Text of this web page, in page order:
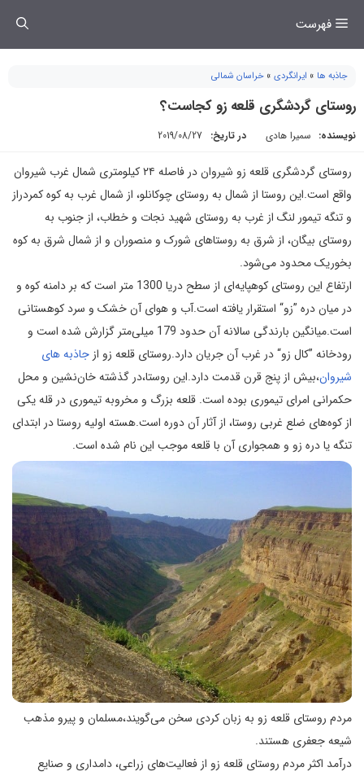
فهرست
جاذبه ها » ایرانگردی » خراسان شمالی
روستای گردشگری قلعه زو کجاست؟
نویسنده: سمیرا هادی در تاریخ: 2019/08/27
روستای گردشگری قلعه زو شیروان در فاصله ۲۴ کیلومتری شمال غرب شیروان
واقع است.این روستا از شمال به روستای چوکانلو، از شمال غرب به کوه کمردراز
و تنگه تیمور لنگ از غرب به روستای شهید نجات و خطاب، از جنوب به
روستای بیگان، از شرق به روستاهای شورک و منصوران و از شمال شرق به کوه
بخوریک محدود می‌شود.
ارتفاع این روستای کوهپایه‌ای از سطح دریا 1300 متر است که بر دامنه کوه و
در میان دره ”زو“ استقرار یافته است.آب و هوای آن خشک و سرد کوهستانی
است.میانگین بارندگی سالانه آن حدود 179 میلی‌متر گزارش شده است و
رودخانه ”کال زو“ در غرب آن جریان دارد.روستای قلعه زو از جاذبه های
شیروان،بیش از پنج قرن قدمت دارد.این روستا،در گذشته خان‌‌نشین و محل
حکمرانی امرای تیموری بوده است. قلعه بزرگ و مخروبه تیموری در قله یکی
از کوه‌های ضلع غربی روستا، از آثار آن دوره است.هسته اولیه روستا در ابتدای
تنگه یا دره زو و همجواری آن با قلعه موجب این نام شده است.
مردم روستای قلعه زو به زبان کردی سخن می‌گویند،مسلمان و پیرو مذهب
شیعه جعفری هستند.
درآمد اکثر مردم روستای قلعه زو از فعالیت‌های زراعی، دامداری و صنایع